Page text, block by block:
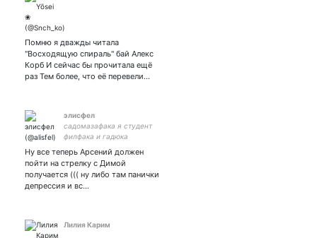
Помню я дважды читала
"Восходящую спираль" бай Алекс
Корб И сейчас бы прочитала ещё
раз Тем более, что её перевели…
элисфел
садомазафака я студент
филфака и гадюка
Ну все теперь Арсений должен
пойти на стрелку с Димой
получается ((( ну либо там панички
депрессия и вс…
Лилия Карим